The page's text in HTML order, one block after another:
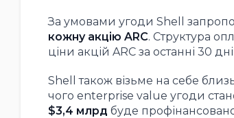
За умовами угоди Shell
кожну акцію ARC. Структура
ціни акцій ARC за останні 30
Shell також візьме на себе
чого enterprise value угоди
$3,4 млрд буде